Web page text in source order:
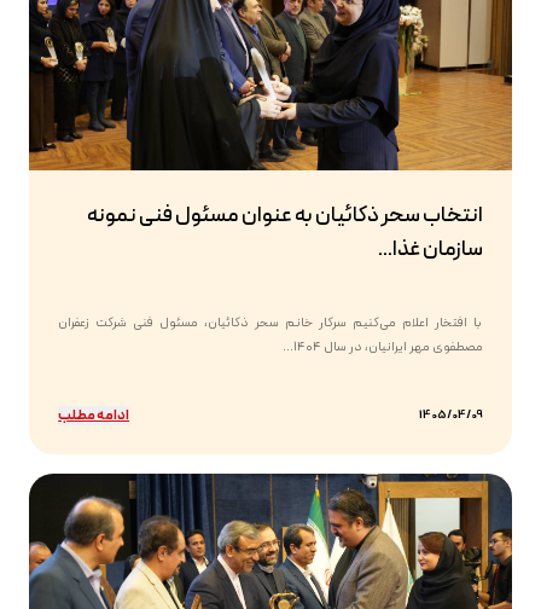
انتخاب سحر ذکائیان به عنوان مسئول فنی نمونه
سازمان غذا...
با افتخار اعلام می‌کنیم سرکار خانم سحر ذکائیان، مسئول فنی شرکت زعفران
مصطفوی مهر ایرانیان، در سال ۱۴۰۴...
1405/04/09 ادامه مطلب